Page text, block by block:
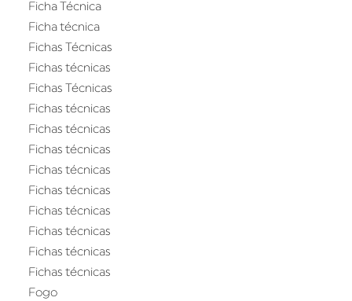
Ficha Técnica
Ficha técnica
Fichas Técnicas
Fichas técnicas
Fichas Técnicas
Fichas técnicas
Fichas técnicas
Fichas técnicas
Fichas técnicas
Fichas técnicas
Fichas técnicas
Fichas técnicas
Fichas técnicas
Fichas técnicas
Fogo